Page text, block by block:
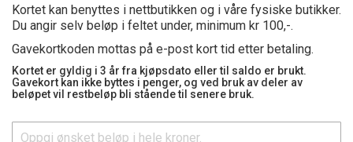
Kortet kan benyttes i nettbutikken og i våre fysiske butikker.
Du angir selv beløp i feltet under, minimum kr 100,-.
Gavekortkoden mottas på e-post kort tid etter betaling.
Kortet er gyldig i 3 år fra kjøpsdato eller til saldo er brukt.
Gavekort kan ikke byttes i penger, og ved bruk av deler av
beløpet vil restbeløp bli stående til senere bruk.